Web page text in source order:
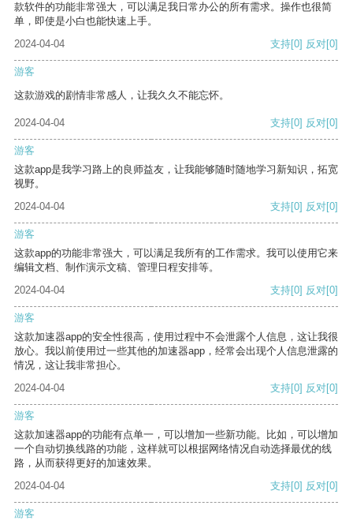
款软件的功能非常强大，可以满足我日常办公的所有需求。操作也很简
单，即使是小白也能快速上手。
2024-04-04
支持[0] 反对[0]
游客
这款游戏的剧情非常感人，让我久久不能忘怀。
2024-04-04 支持[0] 反对[0]
游客
这款app是我学习路上的良师益友，让我能够随时随地学习新知识，拓宽
视野。
2024-04-04
支持[0] 反对[0]
游客
这款app的功能非常强大，可以满足我所有的工作需求。我可以使用它来
编辑文档、制作演示文稿、管理日程安排等。
2024-04-04
支持[0] 反对[0]
游客
这款加速器app的安全性很高，使用过程中不会泄露个人信息，这让我很
放心。我以前使用过一些其他的加速器app，经常会出现个人信息泄露的
情况，这让我非常担心。
2024-04-04
支持[0] 反对[0]
游客
这款加速器app的功能有点单一，可以增加一些新功能。比如，可以增加
一个自动切换线路的功能，这样就可以根据网络情况自动选择最优的线
路，从而获得更好的加速效果。
2024-04-04
支持[0] 反对[0]
游客